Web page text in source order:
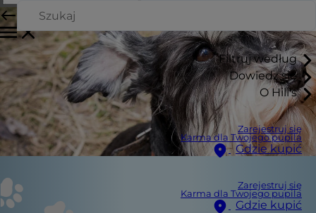
Filtruj według
Dowiedz się
O Hill's
Zarejestruj się
Karma dla Twojego pupila
Gdzie kupić
Zarejestruj się
Karma dla Twojego pupila
Gdzie kupić